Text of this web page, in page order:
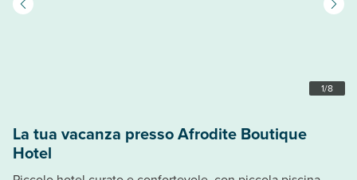
1/8
La tua vacanza presso Afrodite Boutique
Hotel